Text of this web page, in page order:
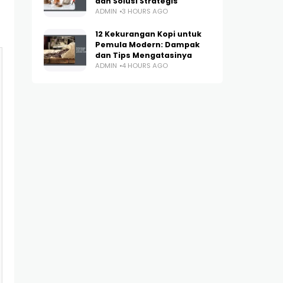
ADMIN 3 HOURS AGO
12 Kekurangan Kopi untuk
Pemula Modern: Dampak
dan Tips Mengatasinya
ADMIN 4 HOURS AGO